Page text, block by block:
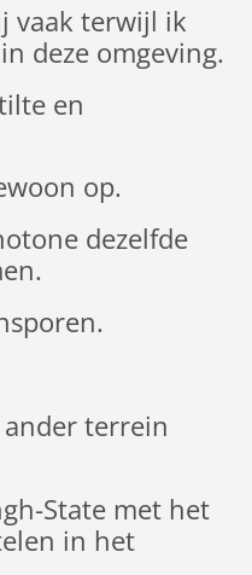
vaak terwijl ik
deze omgeving.
en
op.
dezelfde
terrein
State met het
in het